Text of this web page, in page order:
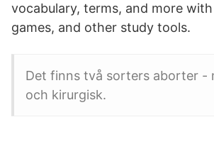
vocabulary, terms, and more
games, and other study tools.
Det finns två sorters aborter -
och kirurgisk.